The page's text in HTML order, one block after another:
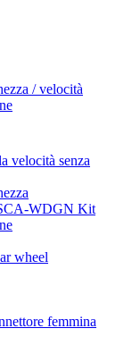
/ velocità
velocità senza
WDGN Kit
wheel
femmina